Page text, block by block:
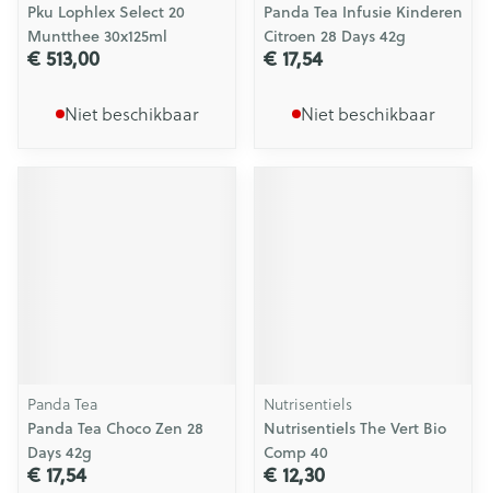
Pku Lophlex Select 20
Muntthee 30x125ml
€ 513,00
Niet beschikbaar
Panda Tea Infusie Kinderen
Citroen 28 Days 42g
€ 17,54
Niet beschikbaar
Panda Tea
Panda Tea Choco Zen 28
Days 42g
€ 17,54
Nutrisentiels
Nutrisentiels The Vert Bio
Comp 40
€ 12,30